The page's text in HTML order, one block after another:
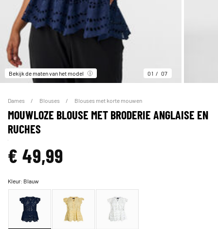
Bekijk de maten van het model 01 07
Dames Blouses Blouses met korte mouwen
MOUWLOZE BLOUSE MET BRODERIE ANGLAISE EN
RUCHES
€ 49,99
Kleur: Blauw